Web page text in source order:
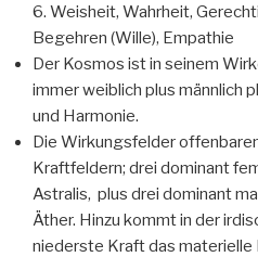
6. Weisheit, Wahrheit,
Begehren (Wille), Empathie
Der Kosmos ist in seinem
immer weiblich plus männlich
und Harmonie.
Die Wirkungsfelder
Kraftfeldern; drei dominant
Astralis, plus drei dominant
Äther. Hinzu kommt in der
niederste Kraft das materielle